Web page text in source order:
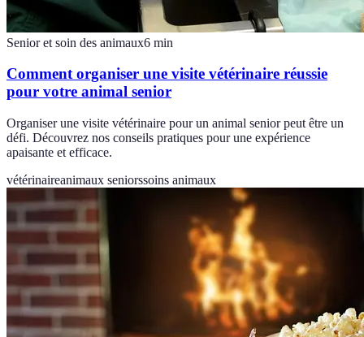
Senior et soin des animaux6 min
Comment organiser une visite vétérinaire réussie
pour votre animal senior
Organiser une visite vétérinaire pour un animal senior peut être un
défi. Découvrez nos conseils pratiques pour une expérience
apaisante et efficace.
vétérinaireanimaux seniorssoins animaux